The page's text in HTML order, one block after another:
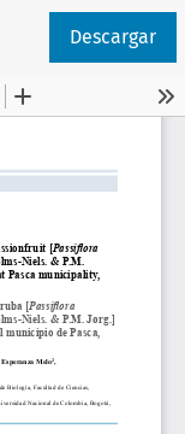
Descargar